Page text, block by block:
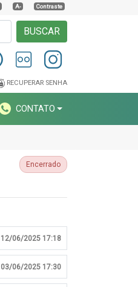
A- Contraste
BUSCAR
RECUPERAR SENHA
CONTATO
Encerrado
12/06/2025 17:18
03/06/2025 17:30